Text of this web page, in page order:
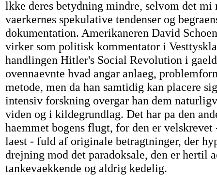
lkke deres betydning mindre, selvom det mi
vaerkernes spekulative tendenser og
dokumentation. Amerikaneren David
virker som politisk kommentator i
handlingen Hitler's Social Revolution i
ovennaevnte hvad angar anlaeg,
metode, men da han samtidig kan placere
intensiv forskning overgar han dem
viden og i kildegrundlag. Det har pa den
haemmet bogens flugt, for den er
laest - fuld af originale betragtninger, der
drejning mod det paradoksale, den er hertil
tankevaekkende og aldrig kedelig.